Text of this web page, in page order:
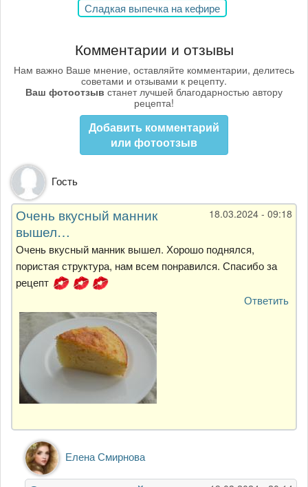
Сладкая выпечка на кефире
Комментарии и отзывы
Нам важно Ваше мнение, оставляйте комментарии, делитесь
советами и отзывами к рецепту.
Ваш фотоотзыв станет лучшей благодарностью автору
рецепта!
Добавить комментарий
или фотоотзыв
Гость
18.03.2024 - 09:18
Очень вкусный манник
вышел…
Очень вкусный манник вышел. Хорошо поднялся,
пористая структура, нам всем понравился. Спасибо за
рецепт
Ответить
Ответ
на
Очень
Елена Смирнова